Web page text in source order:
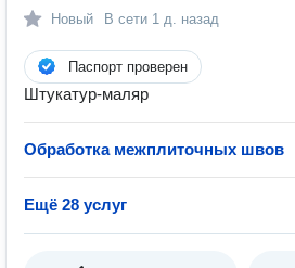
Новый В сети 1 д. назад
Паспорт проверен
Штукатур-маляр
Обработка межплиточных швов
Ещё 28 услуг